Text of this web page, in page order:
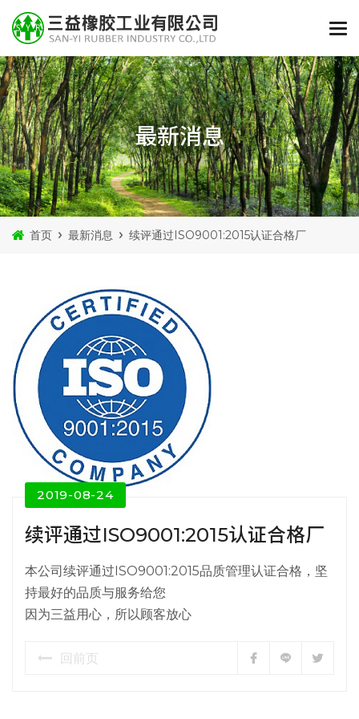
最新消息
首页 最新消息 续评通过ISO9001:2015认证合格厂
2019-08-24
续评通过ISO9001:2015认证合格厂
本公司续评通过ISO9001:2015品质管理认证合格，坚
持最好的品质与服务给您
因为三益用心，所以顾客放心
回前页